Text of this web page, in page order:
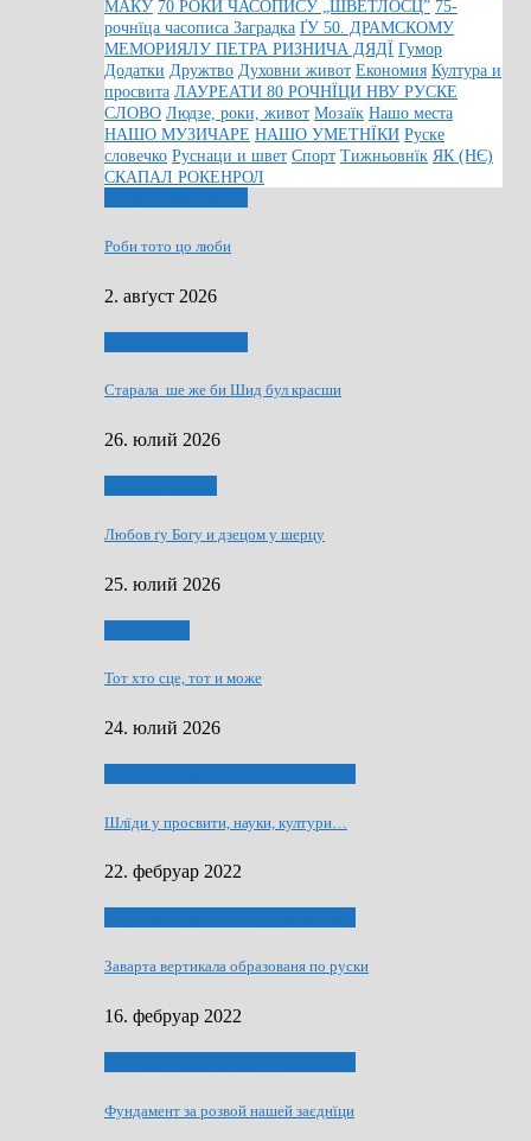
МАКУ 70 РОКИ ЧАСОПИСУ „ШВЕТЛОСЦ” 75-
рочнїца часописа Заградка ҐУ 50. ДРАМСКОМУ
МЕМОРИЯЛУ ПЕТРА РИЗНИЧА ДЯДЇ Гумор
Додатки Дружтво Духовни живот Економия Култура и
просвита ЛАУРЕАТИ 80 РОЧНЇЦИ НВУ РУСКЕ
СЛОВО Людзе, роки, живот Мозаїк Нашо места
НАШО МУЗИЧАРЕ НАШО УМЕТНЇКИ Руске
словечко Руснаци и швет Спорт Тижньовнїк ЯК (НЄ)
СКАПАЛ РОКЕНРОЛ
Роби тото цо люби
2. авґуст 2026
Старала ше же би Шид бул красши
26. юлий 2026
Любов ґу Богу и дзецом у шерцу
25. юлий 2026
Тот хто сце, тот и може
24. юлий 2026
Шлїди у просвити, науки, култури…
22. фебруар 2022
Заварта вертикала образованя по руски
16. фебруар 2022
Фундамент за розвой нашей заєднїци